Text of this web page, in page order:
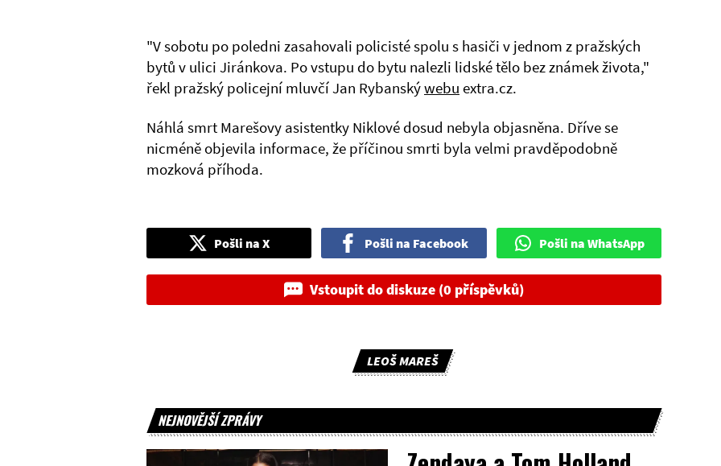
"V sobotu po poledni zasahovali policisté spolu s hasiči v jednom z pražských
bytů v ulici Jiránkova. Po vstupu do bytu nalezli lidské tělo bez známek života,"
řekl pražský policejní mluvčí Jan Rybanskýwebu extra.cz.
Náhlá smrt Marešovy asistentky Niklové dosud nebyla objasněna. Dříve se
nicméně objevila informace, že příčinou smrti byla velmi pravděpodobně
mozková příhoda.
Pošli na X Pošli na Facebook Pošli na WhatsApp
Vstoupit do diskuze (0 příspěvků)
LEOŠ MAREŠ
NEJNOVĚJŠÍ ZPRÁVY